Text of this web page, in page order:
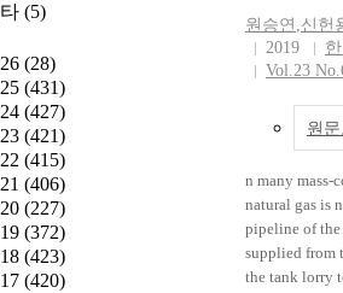
(5)
(28)
(431)
(427)
(421)
(415)
(406)
(227)
(372)
(423)
(420)
assay to
tabaci.
specificity of
of the target
for
neuropeptide
from
biotype Q.
set showed
target region.
tabaci
원승연 ,신헌
2019
Vol.23
원
n many mass-
natural gas is
pipeline of the
supplied from
the tank lorry